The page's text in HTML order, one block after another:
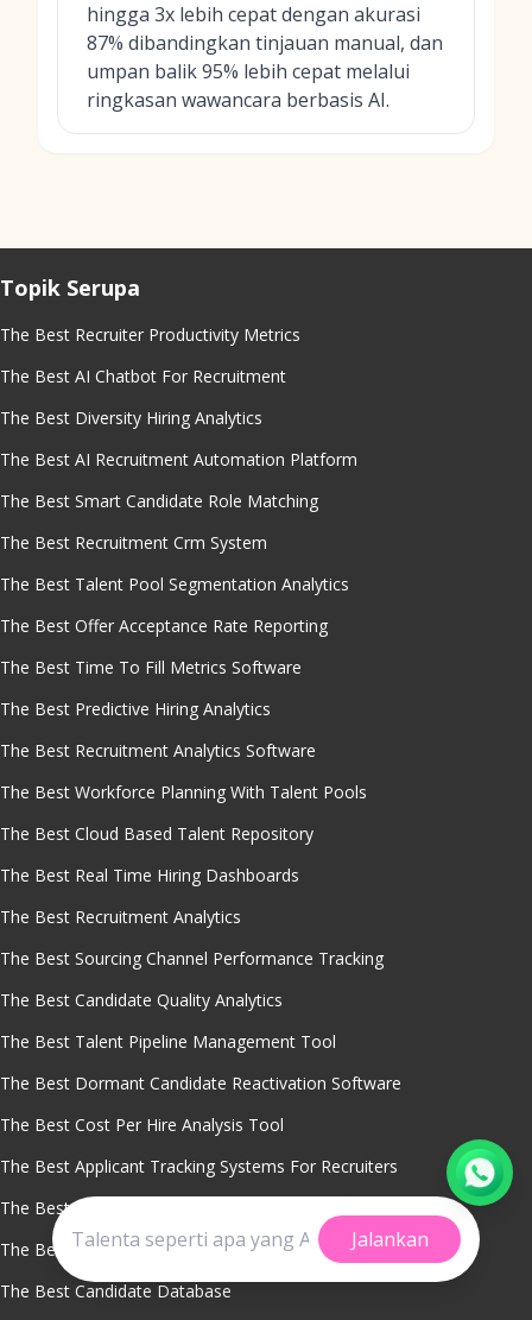
hingga 3x lebih cepat dengan akurasi
87% dibandingkan tinjauan manual, dan
umpan balik 95% lebih cepat melalui
ringkasan wawancara berbasis AI.
Jalankan
Topik Serupa
The Best Recruiter Productivity Metrics
The Best AI Chatbot For Recruitment
The Best Diversity Hiring Analytics
The Best AI Recruitment Automation Platform
The Best Smart Candidate Role Matching
The Best Recruitment Crm System
The Best Talent Pool Segmentation Analytics
The Best Offer Acceptance Rate Reporting
The Best Time To Fill Metrics Software
The Best Predictive Hiring Analytics
The Best Recruitment Analytics Software
The Best Workforce Planning With Talent Pools
The Best Cloud Based Talent Repository
The Best Real Time Hiring Dashboards
The Best Recruitment Analytics
The Best Sourcing Channel Performance Tracking
The Best Candidate Quality Analytics
The Best Talent Pipeline Management Tool
The Best Dormant Candidate Reactivation Software
The Best Cost Per Hire Analysis Tool
The Best Applicant Tracking Systems For Recruiters
The Best Applicant Tracking System Dashboard
The Best Talent Pooling Software
The Best Candidate Database